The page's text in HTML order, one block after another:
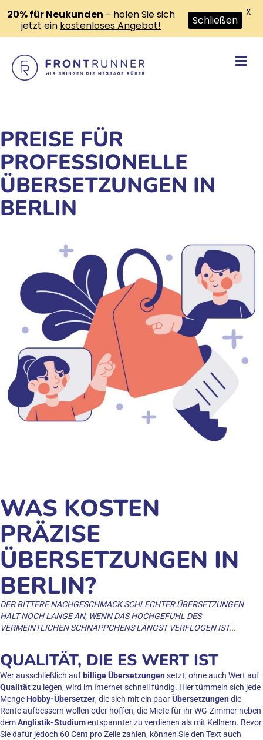
PREISE FÜR
PROFESSIONELLE
ÜBERSETZUNGEN IN
BERLIN
WAS KOSTEN
PRÄZISE
ÜBERSETZUNGEN IN
BERLIN?
DER BITTERE NACHGESCHMACK SCHLECHTER ÜBERSETZUNGEN
HÄLT NOCH LANGE AN, WENN DAS HOCHGEFÜHL DES
VERMEINTLICHEN SCHNÄPPCHENS LÄNGST VERFLOGEN IST...
QUALITÄT, DIE ES WERT IST
Wer ausschließlich auf billige Übersetzungen setzt, ohne auch Wert auf
Qualitätzu legen, wird im Internet schnell fündig. Hier tümmeln sich jede
Menge Hobby-Übersetzer, die sich mit ein paarÜbersetzungen die
Rente aufbessern wollen oder hoffen, die Miete für ihr WG-Zimmer neben
demAnglistik-Studiumentspannter zu verdienen als mit Kellnern. Bevor
Sie dafür jedoch 60 Cent pro Zeile zahlen, können Sie den Text auch
20% für Neukunden – holen Sie sich
jetzt ein kostenloses Angebot! Schließen
X